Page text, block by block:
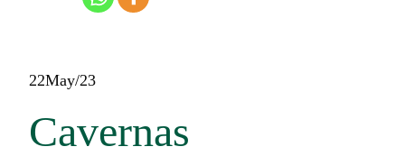
22May/23
Cavernas